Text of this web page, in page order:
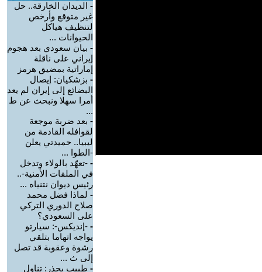
- الديدان الخارقة.. حل
غير متوقع وأرخص
لتنظيف هياكل
الحيوانات ...
- بيان سعودي بعد هجوم
إيراني على ناقلة
إماراتية بمضيق هرمز
- بزشكيان: إيصال
البضائع إلى إيران لم يعد
أمرا سهلا ونبحث عن ط
...
- بعد ضربة موجعة
لقوافله القادمة من
ليبيا.. حميدتي يعلن
-الطوا ...
- -تعهّد بالولاء وتدخل
في الملفات الأمنية-..
رئيس ديوان نتنياه ...
- لماذا فضل محمد
صلاح الدوري التركي
على السعودي؟
- -إنديكس-: سيارتو
يواجه اتهاما بتلقي
رشوة وعقوبة قد تصل
إلى ث ...
- طبيب يحذر: تناول